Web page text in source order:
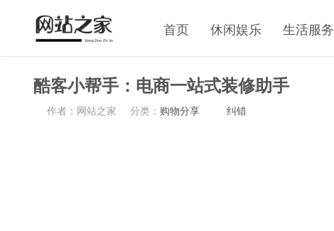
首页 休闲娱乐 生活服务
酷客小帮手：电商一站式装修助手
作者：网站之家 分类： 购物分享 纠错